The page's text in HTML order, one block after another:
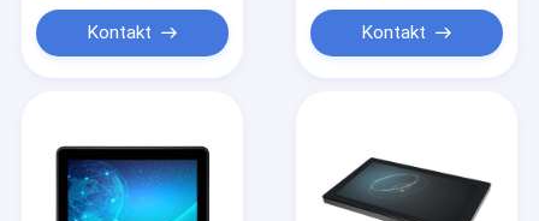
Kontakt Kontakt